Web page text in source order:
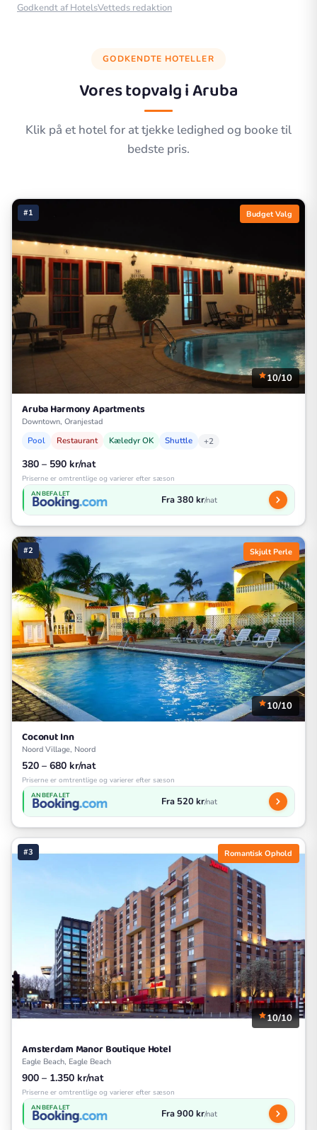
Godkendt af HotelsVetteds redaktion
GODKENDTE HOTELLER
Vores topvalg iAruba
Klik på et hotel for at tjekke ledighed og booke til
bedste pris.
#1 Budget Valg
10/10
Aruba Harmony Apartments
Downtown, Oranjestad
Pool Restaurant Kæledyr OK Shuttle +2
380 – 590 kr/nat
Priserne er omtrentlige og varierer efter sæson
ANBEFALET Fra 380 kr/nat
#2 Skjult Perle
10/10
Coconut Inn
Noord Village, Noord
520 – 680 kr/nat
Priserne er omtrentlige og varierer efter sæson
ANBEFALET Fra 520 kr/nat
#3 Romantisk Ophold
10/10
Amsterdam Manor Boutique Hotel
Eagle Beach, Eagle Beach
900 – 1.350 kr/nat
Priserne er omtrentlige og varierer efter sæson
ANBEFALET Fra 900 kr/nat